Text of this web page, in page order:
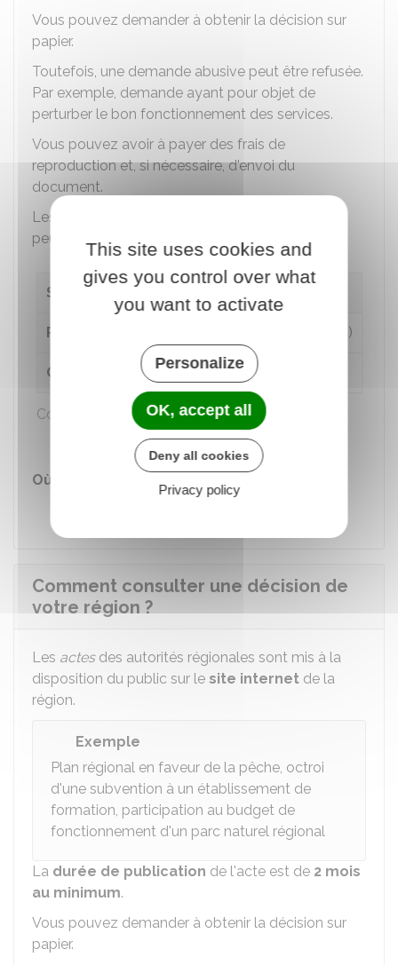
Vous pouvez demander à obtenir la décision sur
papier.
Toutefois, une demande abusive peut être refusée.
Par exemple, demande ayant pour objet de
perturber le bon fonctionnement des services.
Vous pouvez avoir à payer des frais de
reproduction et, si nécessaire, d'envoi du
document.
Les frais autres que le coût de l'envoi postal ne
peuvent pas dépasser les tarifs suivants :
Coût de transmission
Support Tarif maximum
Papier par page A4 (noir et blanc)
Cédérom 2,75 €
Où s'adresser ?
Comment consulter une décision de
votre région ?
Les actesdes autorités régionales sont mis à la
disposition du public sur le site internet de la
région.
Exemple
Plan régional en faveur de la pêche, octroi
d'une subvention à un établissement de
formation, participation au budget de
fonctionnement d'un parc naturel régional
La durée de publication de l'acte est de 2 mois
au minimum.
Vous pouvez demander à obtenir la décision sur
papier.
This site uses cookies and
gives you control over what
you want to activate
Personalize
OK, accept all
Deny all cookies
Privacy policy